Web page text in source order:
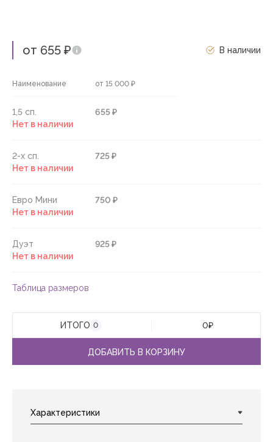
от 655 ₽ В наличии
Наименование от 15 000 ₽
1,5 сп.
655 ₽
Нет в наличии
2-х сп.
725 ₽
Нет в наличии
Евро Мини
750 ₽
Нет в наличии
Дуэт
925 ₽
Нет в наличии
Таблица размеров
ИТОГО 0 0₽
ДОБАВИТЬ В КОРЗИНУ